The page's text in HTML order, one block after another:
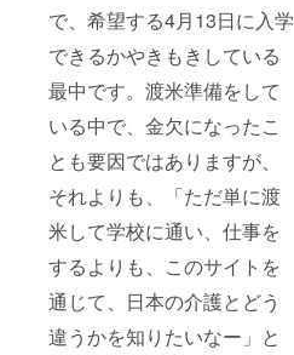
で、希望する4月13日に入学
できるかやきもきしている
最中です。渡米準備をして
いる中で、金欠になったこ
とも要因ではありますが、
それよりも、「ただ単に渡
米して学校に通い、仕事を
するよりも、このサイトを
通じて、日本の介護とどう
違うかを知りたいなー」と